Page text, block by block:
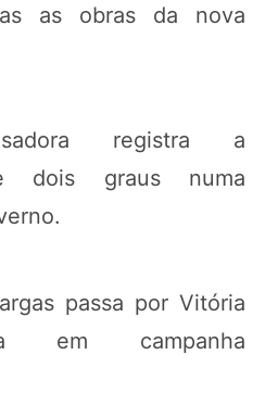
as obras da nova
registra a
dois graus numa
passa por Vitória
em campanha